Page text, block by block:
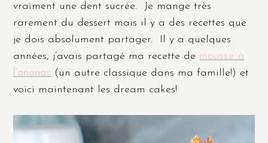
vraiment une dent sucrée. Je mange très
rarement du dessert mais il y a des recettes que
je dois absolument partager. Il y a quelques
années, j’avais partagé ma recette de mousse à
l’ananas (un autre classique dans ma famille!) et
voici maintenant les dream cakes!